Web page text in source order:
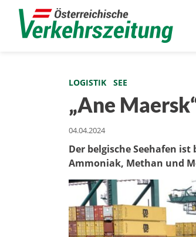
LOGISTIK SEE
„Ane
04.04.2024
Der belgische Seehafen
Ammoniak, Methan und